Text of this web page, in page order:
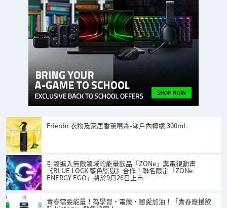
Frienbr 衣物及家居香薰噴霧-瀨戶內檸檬 300mL
引領進入無敵領域的能量飲品「ZONe」與電視動畫
《BLUE LOCK 藍色監獄》合作！聯名限定「ZONe
ENERGY EGO」將於9月26日上市
青春需要能量！為學習・電競・戀愛加油！「青春應援飲